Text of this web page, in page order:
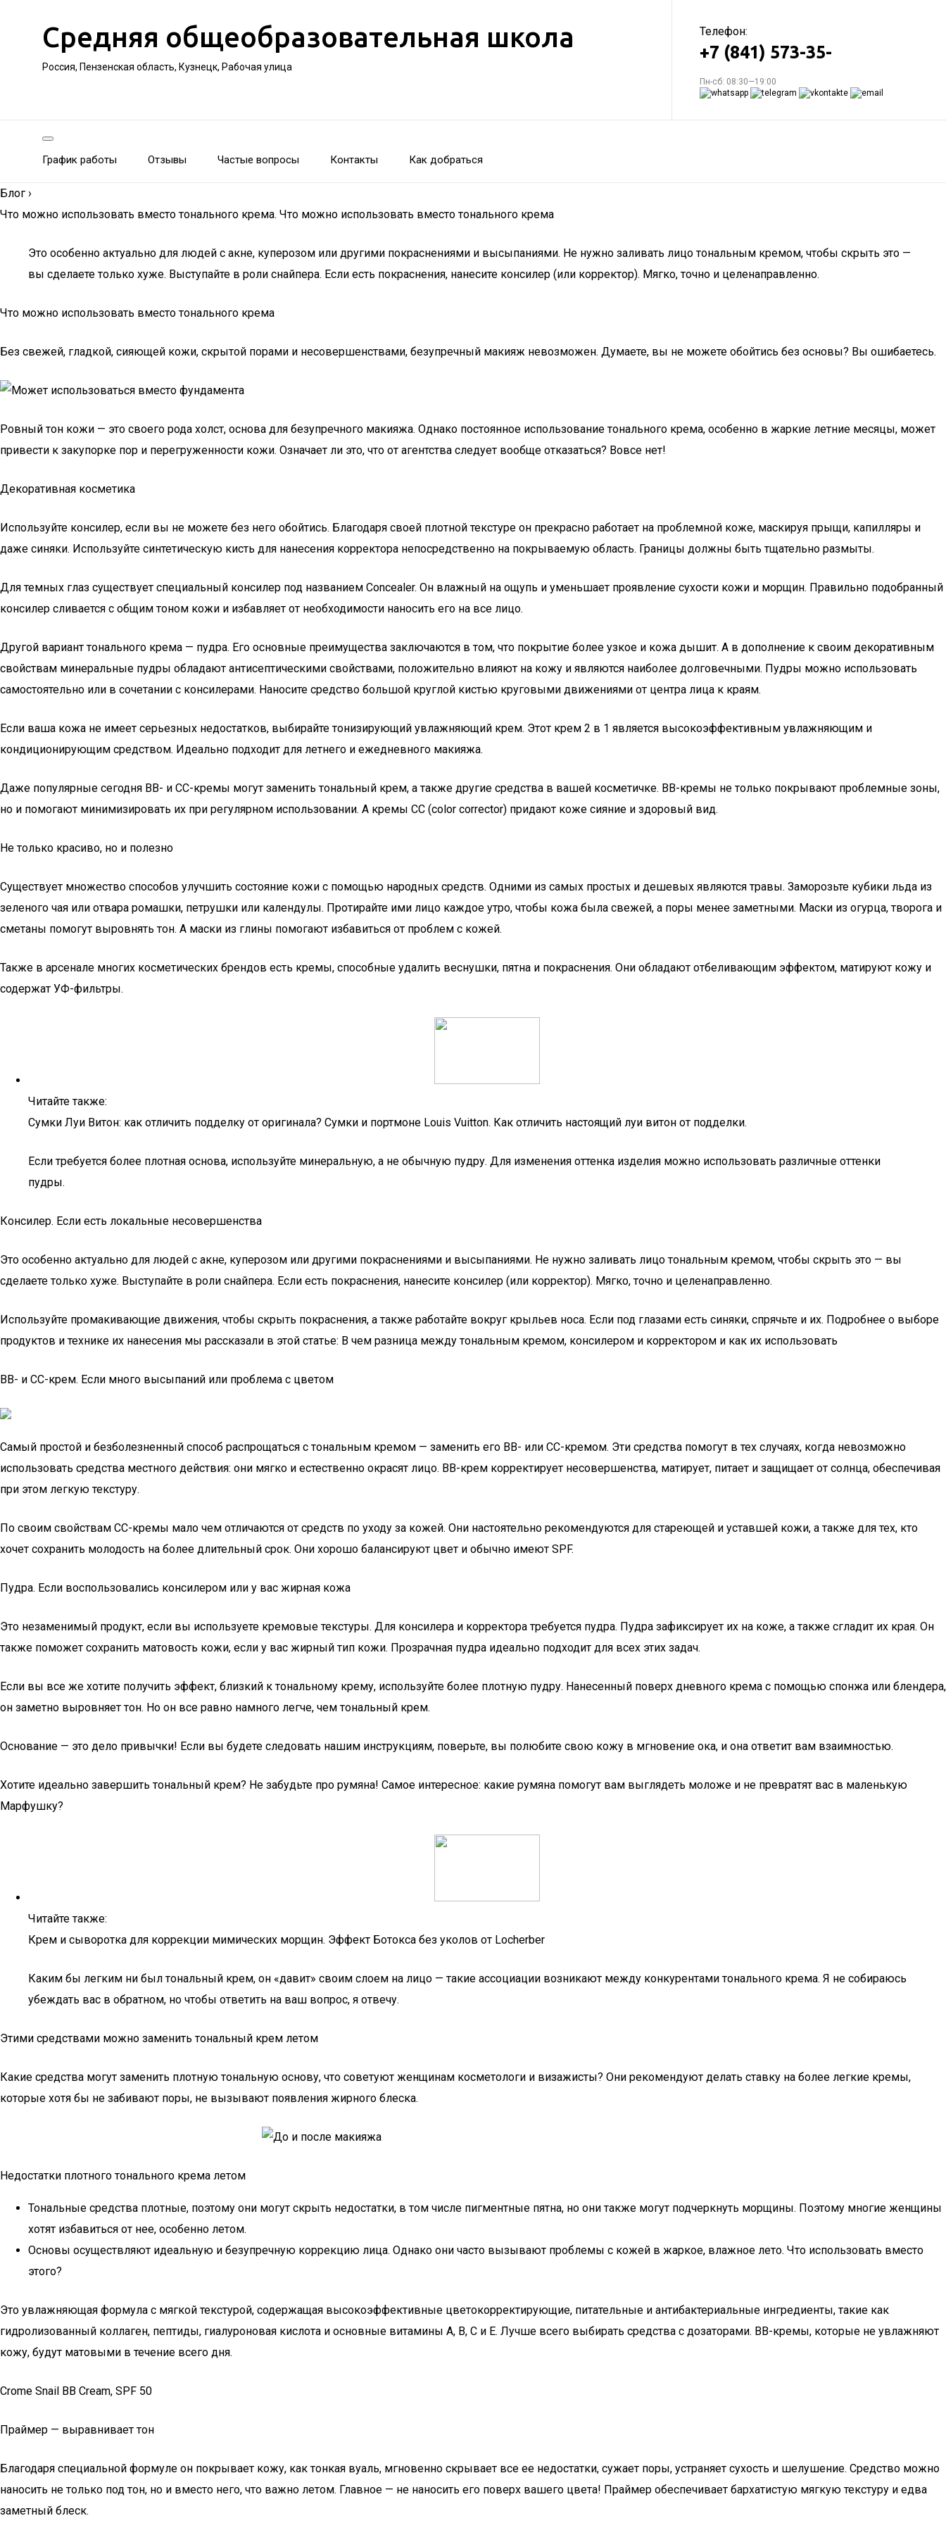
Средняя общеобразовательная школа
Россия, Пензенская область, Кузнецк, Рабочая улица
Телефон:
+7 (841) 573-35-
Пн-сб: 08:30—19:00
График работы Отзывы Частые вопросы Контакты Как добраться
Блог ›
Что можно использовать вместо тонального крема. Что можно использовать вместо тонального крема
Это особенно актуально для людей с акне, куперозом или другими покраснениями и высыпаниями. Не нужно заливать лицо тональным кремом, чтобы скрыть это —
вы сделаете только хуже. Выступайте в роли снайпера. Если есть покраснения, нанесите консилер (или корректор). Мягко, точно и целенаправленно.
Что можно использовать вместо тонального крема
Без свежей, гладкой, сияющей кожи, скрытой порами и несовершенствами, безупречный макияж невозможен. Думаете, вы не можете обойтись без основы? Вы ошибаетесь.
Ровный тон кожи — это своего рода холст, основа для безупречного макияжа. Однако постоянное использование тонального крема, особенно в жаркие летние месяцы, может
привести к закупорке пор и перегруженности кожи. Означает ли это, что от агентства следует вообще отказаться? Вовсе нет!
Декоративная косметика
Используйте консилер, если вы не можете без него обойтись. Благодаря своей плотной текстуре он прекрасно работает на проблемной коже, маскируя прыщи, капилляры и
даже синяки. Используйте синтетическую кисть для нанесения корректора непосредственно на покрываемую область. Границы должны быть тщательно размыты.
Для темных глаз существует специальный консилер под названием Concealer. Он влажный на ощупь и уменьшает проявление сухости кожи и морщин. Правильно подобранный
консилер сливается с общим тоном кожи и избавляет от необходимости наносить его на все лицо.
Другой вариант тонального крема — пудра. Его основные преимущества заключаются в том, что покрытие более узкое и кожа дышит. А в дополнение к своим декоративным
свойствам минеральные пудры обладают антисептическими свойствами, положительно влияют на кожу и являются наиболее долговечными. Пудры можно использовать
самостоятельно или в сочетании с консилерами. Наносите средство большой круглой кистью круговыми движениями от центра лица к краям.
Если ваша кожа не имеет серьезных недостатков, выбирайте тонизирующий увлажняющий крем. Этот крем 2 в 1 является высокоэффективным увлажняющим и
кондиционирующим средством. Идеально подходит для летнего и ежедневного макияжа.
Даже популярные сегодня BB- и CC-кремы могут заменить тональный крем, а также другие средства в вашей косметичке. BB-кремы не только покрывают проблемные зоны,
но и помогают минимизировать их при регулярном использовании. А кремы CC (color corrector) придают коже сияние и здоровый вид.
Не только красиво, но и полезно
Существует множество способов улучшить состояние кожи с помощью народных средств. Одними из самых простых и дешевых являются травы. Заморозьте кубики льда из
зеленого чая или отвара ромашки, петрушки или календулы. Протирайте ими лицо каждое утро, чтобы кожа была свежей, а поры менее заметными. Маски из огурца, творога и
сметаны помогут выровнять тон. А маски из глины помогают избавиться от проблем с кожей.
Также в арсенале многих косметических брендов есть кремы, способные удалить веснушки, пятна и покраснения. Они обладают отбеливающим эффектом, матируют кожу и
содержат УФ-фильтры.
Читайте также:
Сумки Луи Витон: как отличить подделку от оригинала? Сумки и портмоне Louis Vuitton. Как отличить настоящий луи витон от подделки.
Если требуется более плотная основа, используйте минеральную, а не обычную пудру. Для изменения оттенка изделия можно использовать различные оттенки
пудры.
Консилер. Если есть локальные несовершенства
Это особенно актуально для людей с акне, куперозом или другими покраснениями и высыпаниями. Не нужно заливать лицо тональным кремом, чтобы скрыть это — вы
сделаете только хуже. Выступайте в роли снайпера. Если есть покраснения, нанесите консилер (или корректор). Мягко, точно и целенаправленно.
Используйте промакивающие движения, чтобы скрыть покраснения, а также работайте вокруг крыльев носа. Если под глазами есть синяки, спрячьте и их. Подробнее о выборе
продуктов и технике их нанесения мы рассказали в этой статье: В чем разница между тональным кремом, консилером и корректором и как их использовать
BB- и СС-крем. Если много высыпаний или проблема с цветом
Самый простой и безболезненный способ распрощаться с тональным кремом — заменить его BB- или CC-кремом. Эти средства помогут в тех случаях, когда невозможно
использовать средства местного действия: они мягко и естественно окрасят лицо. BB-крем корректирует несовершенства, матирует, питает и защищает от солнца, обеспечивая
при этом легкую текстуру.
По своим свойствам CC-кремы мало чем отличаются от средств по уходу за кожей. Они настоятельно рекомендуются для стареющей и уставшей кожи, а также для тех, кто
хочет сохранить молодость на более длительный срок. Они хорошо балансируют цвет и обычно имеют SPF.
Пудра. Если воспользовались консилером или у вас жирная кожа
Это незаменимый продукт, если вы используете кремовые текстуры. Для консилера и корректора требуется пудра. Пудра зафиксирует их на коже, а также сгладит их края. Он
также поможет сохранить матовость кожи, если у вас жирный тип кожи. Прозрачная пудра идеально подходит для всех этих задач.
Если вы все же хотите получить эффект, близкий к тональному крему, используйте более плотную пудру. Нанесенный поверх дневного крема с помощью спонжа или блендера,
он заметно выровняет тон. Но он все равно намного легче, чем тональный крем.
Основание — это дело привычки! Если вы будете следовать нашим инструкциям, поверьте, вы полюбите свою кожу в мгновение ока, и она ответит вам взаимностью.
Хотите идеально завершить тональный крем? Не забудьте про румяна! Самое интересное: какие румяна помогут вам выглядеть моложе и не превратят вас в маленькую
Марфушку?
Читайте также:
Крем и сыворотка для коррекции мимических морщин. Эффект Ботокса без уколов от Locherber
Каким бы легким ни был тональный крем, он «давит» своим слоем на лицо — такие ассоциации возникают между конкурентами тонального крема. Я не собираюсь
убеждать вас в обратном, но чтобы ответить на ваш вопрос, я отвечу.
Этими средствами можно заменить тональный крем летом
Какие средства могут заменить плотную тональную основу, что советуют женщинам косметологи и визажисты? Они рекомендуют делать ставку на более легкие кремы,
которые хотя бы не забивают поры, не вызывают появления жирного блеска.
Недостатки плотного тонального крема летом
Тональные средства плотные, поэтому они могут скрыть недостатки, в том числе пигментные пятна, но они также могут подчеркнуть морщины. Поэтому многие женщины
хотят избавиться от нее, особенно летом.
Основы осуществляют идеальную и безупречную коррекцию лица. Однако они часто вызывают проблемы с кожей в жаркое, влажное лето. Что использовать вместо
этого?
Это увлажняющая формула с мягкой текстурой, содержащая высокоэффективные цветокорректирующие, питательные и антибактериальные ингредиенты, такие как
гидролизованный коллаген, пептиды, гиалуроновая кислота и основные витамины А, В, С и Е. Лучше всего выбирать средства с дозаторами. BB-кремы, которые не увлажняют
кожу, будут матовыми в течение всего дня.
Crome Snail BB Cream, SPF 50
Праймер — выравнивает тон
Благодаря специальной формуле он покрывает кожу, как тонкая вуаль, мгновенно скрывает все ее недостатки, сужает поры, устраняет сухость и шелушение. Средство можно
наносить не только под тон, но и вместо него, что важно летом. Главное — не наносить его поверх вашего цвета! Праймер обеспечивает бархатистую мягкую текстуру и едва
заметный блеск.